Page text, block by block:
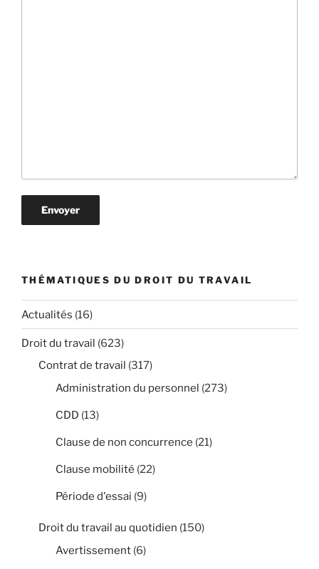
THÉMATIQUES DU DROIT DU TRAVAIL
Actualités (16)
Droit du travail (623)
Contrat de travail (317)
Administration du personnel (273)
CDD (13)
Clause de non concurrence (21)
Clause mobilité (22)
Période d'essai (9)
Droit du travail au quotidien (150)
Avertissement (6)